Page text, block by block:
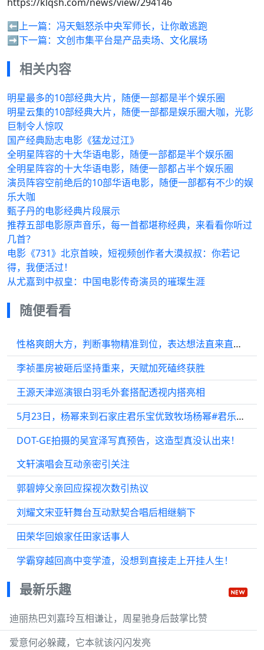
https://klqsh.com/news/view/294146
⬅️上一篇： 冯天魁怒杀中央军师长，让你敢逃跑
➡️下一篇： 文创市集平台是产品卖场、文化展场
相关内容
明星最多的10部经典大片，随便一部都是半个娱乐圈
明星云集的10部经典大片，随便一部都是娱乐圈大咖，光影
巨制令人惊叹
国产经典励志电影《猛龙过江》
全明星阵容的十大华语电影，随便一部都是半个娱乐圈
全明星阵容的十大华语电影，随便一部都占半个娱乐圈
演员阵容空前绝后的10部华语电影，随便一部都有不少的娱
乐大咖
甄子丹的电影经典片段展示
推荐五部电影原声音乐，每一首都堪称经典，来看看你听过
几首？
电影《731》北京首映，短视频创作者大漠叔叔：你若记
得，我便活过！
从尤嘉到中叔皇：中国电影传奇演员的璀璨生涯
随便看看
性格爽朗大方，判断事物精准到位，表达想法直来直去，观感特别舒服
李祯墨房被砸后坚持重来，天赋加死磕终获胜
王源天津巡演银白羽毛外套搭配透视内搭亮相
5月23日，杨幂来到石家庄君乐宝优致牧场杨幂#君乐宝奶粉溯源
DOT-GE拍摄的吴宜泽写真预告，这造型真没认出来！
文轩演唱会互动亲密引关注
郭碧婷父亲回应探视次数引热议
刘耀文宋亚轩舞台互动默契合唱后相继躺下
田荣华回娘家任田家话事人
学霸穿越回高中变学渣，没想到直接走上开挂人生！
最新乐趣
迪丽热巴刘嘉玲互相谦让，周星驰身后鼓掌比赞
爱意何必躲藏，它本就该闪闪发亮